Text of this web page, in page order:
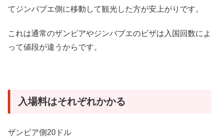
てジンバブエ側に移動して観光した方が安上がりです。
これは通常のザンビアやジンバブエのビザは入国回数によ
って値段が違うからです。
入場料はそれぞれかかる
ザンビア側20ドル